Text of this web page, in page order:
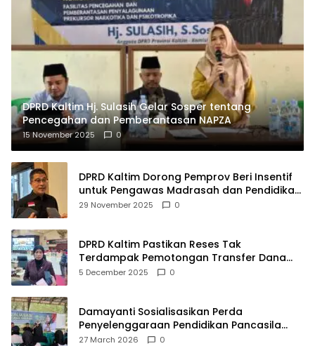
DPRD Kaltim Hj. Sulasih Gelar Sosper tentang
Pencegahan dan Pemberantasan NAPZA
15 November 2025 0
DPRD Kaltim Dorong Pemprov Beri Insentif
untuk Pengawas Madrasah dan Pendidikan
Agama
29 November 2025 0
DPRD Kaltim Pastikan Reses Tak
Terdampak Pemotongan Transfer Dana
Pusat
5 December 2025 0
Damayanti Sosialisasikan Perda
Penyelenggaraan Pendidikan Pancasila
dan Wawasan Kebangsaan
27 March 2026 0